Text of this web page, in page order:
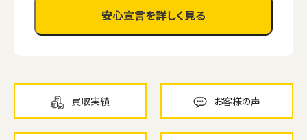
安心宣言を詳しく見る
買取実績 お客様の声